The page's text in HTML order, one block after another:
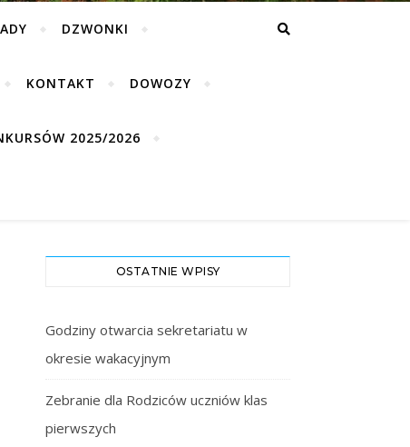
DZWONKI
KONTAKT DOWOZY
2025/2026
OSTATNIE WPISY
Godziny otwarcia sekretariatu w
okresie wakacyjnym
Zebranie dla Rodziców uczniów klas
pierwszych